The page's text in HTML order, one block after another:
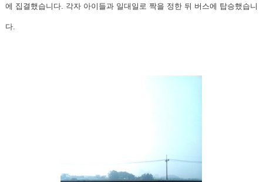
에 집결했습니다. 각자 아이들과 일대일로 짝을 정한 뒤 버스에 탑승했습니
다.